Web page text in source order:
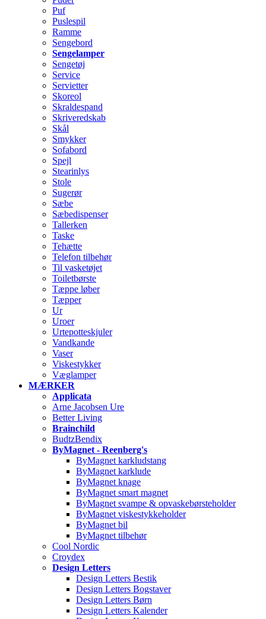
Puf
Puslespil
Ramme
Sengebord
Sengelamper
Sengetøj
Service
Servietter
Skoreol
Skraldespand
Skriveredskab
Skål
Smykker
Sofabord
Spejl
Stearinlys
Stole
Sugerør
Sæbe
Sæbedispenser
Tallerken
Taske
Tehætte
Telefon tilbehør
Til vasketøjet
Toiletbørste
Tæppe løber
Tæpper
Ur
Uroer
Urtepotteskjuler
Vandkande
Vaser
Viskestykker
Væglamper
MÆRKER
Applicata
Arne Jacobsen Ure
Better Living
Brainchild
BudtzBendix
ByMagnet - Reenberg's
ByMagnet karkludstang
ByMagnet karklude
ByMagnet knage
ByMagnet smart magnet
ByMagnet svampe & opvaskebørsteholder
ByMagnet viskestykkeholder
ByMagnet bil
ByMagnet tilbehør
Cool Nordic
Croydex
Design Letters
Design Letters Bestik
Design Letters Bogstaver
Design Letters Børn
Design Letters Kalender